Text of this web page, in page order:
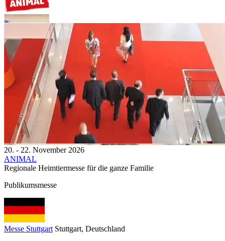
20. - 22. November 2026
ANIMAL
Regionale Heimtiermesse für die ganze Familie
Publikumsmesse
Messe Stuttgart Stuttgart, Deutschland